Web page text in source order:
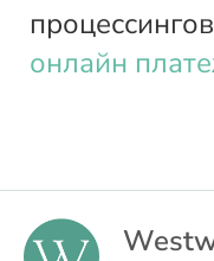
онлайн